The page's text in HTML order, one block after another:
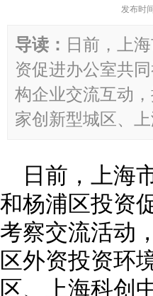
发布时
导读： 日前，上
资促进办公室共
构企业交流互动
家创新型城区、
日前，上海
和杨浦区投资
考察交流活动
区外资投资环
区、上海科创